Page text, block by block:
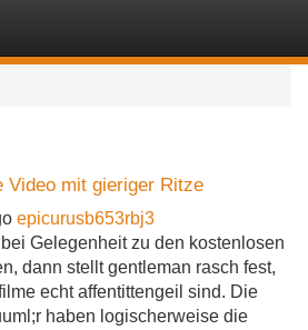
Video mit gieriger Ritze
epicurusb653rbj3
Gelegenheit zu den kostenlosen
dann stellt gentleman rasch fest,
echt affentittengeil sind. Die
haben logischerweise die